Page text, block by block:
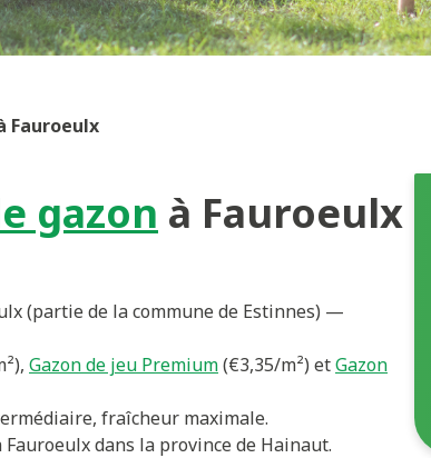
Fauroeulx
gazon à Fauroeulx
(partie de la commune de Estinnes) —
Gazon de jeu Premium(€3,35/m²) etGazon
fraîcheur maximale.
dans la province de Hainaut.